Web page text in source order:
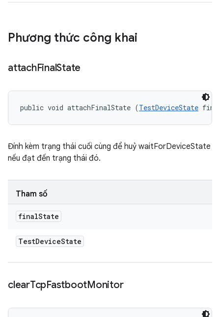
Phương thức công khai
attachFinalState
public void attachFinalState (TestDeviceState
Đính kèm trạng thái cuối cùng để huỷ waitForDeviceState
nếu đạt đến trạng thái đó.
Tham số
finalState
TestDeviceState
clearTcpFastbootMonitor